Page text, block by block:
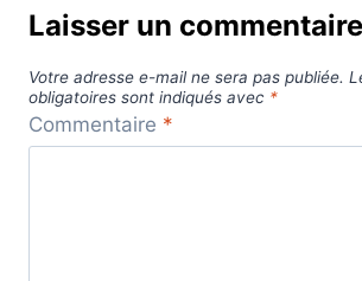
Laisser un commentaire
Votre adresse e-mail ne sera pas publiée.
obligatoires sont indiqués avec *
Commentaire *